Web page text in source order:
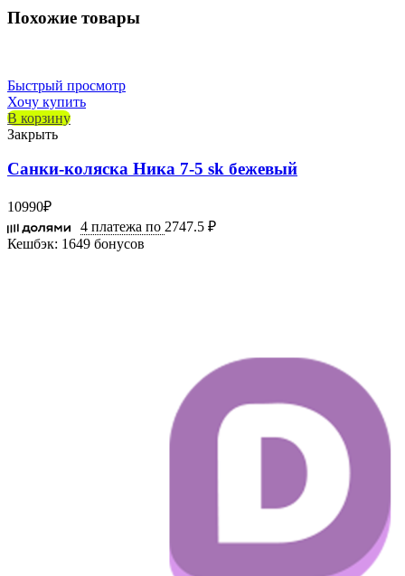
Похожие товары
Быстрый просмотр
Хочу купить
В корзину
Закрыть
Санки-коляска Ника 7-5 sk бежевый
10990₽
4 платежа по 2747.5 ₽
Кешбэк: 1649 бонусов